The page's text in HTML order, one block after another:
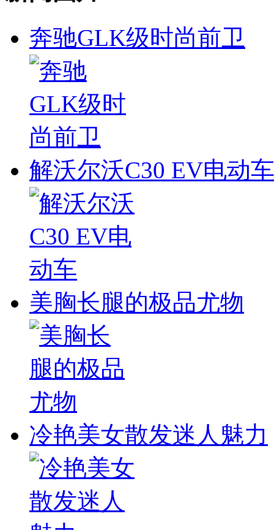
奔驰GLK级时尚前卫
解沃尔沃C30 EV电动车
美胸长腿的极品尤物
冷艳美女散发迷人魅力